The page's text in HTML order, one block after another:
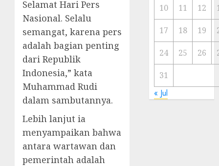
Selamat Hari Pers
Nasional. Selalu
semangat, karena pers
adalah bagian penting
dari Republik
Indonesia,” kata
Muhammad Rudi
dalam sambutannya.
Lebih lanjut ia
menyampaikan bahwa
antara wartawan dan
pemerintah adalah
23/11/
10 11 12
17 18 19
24 25 26
31
« Jul